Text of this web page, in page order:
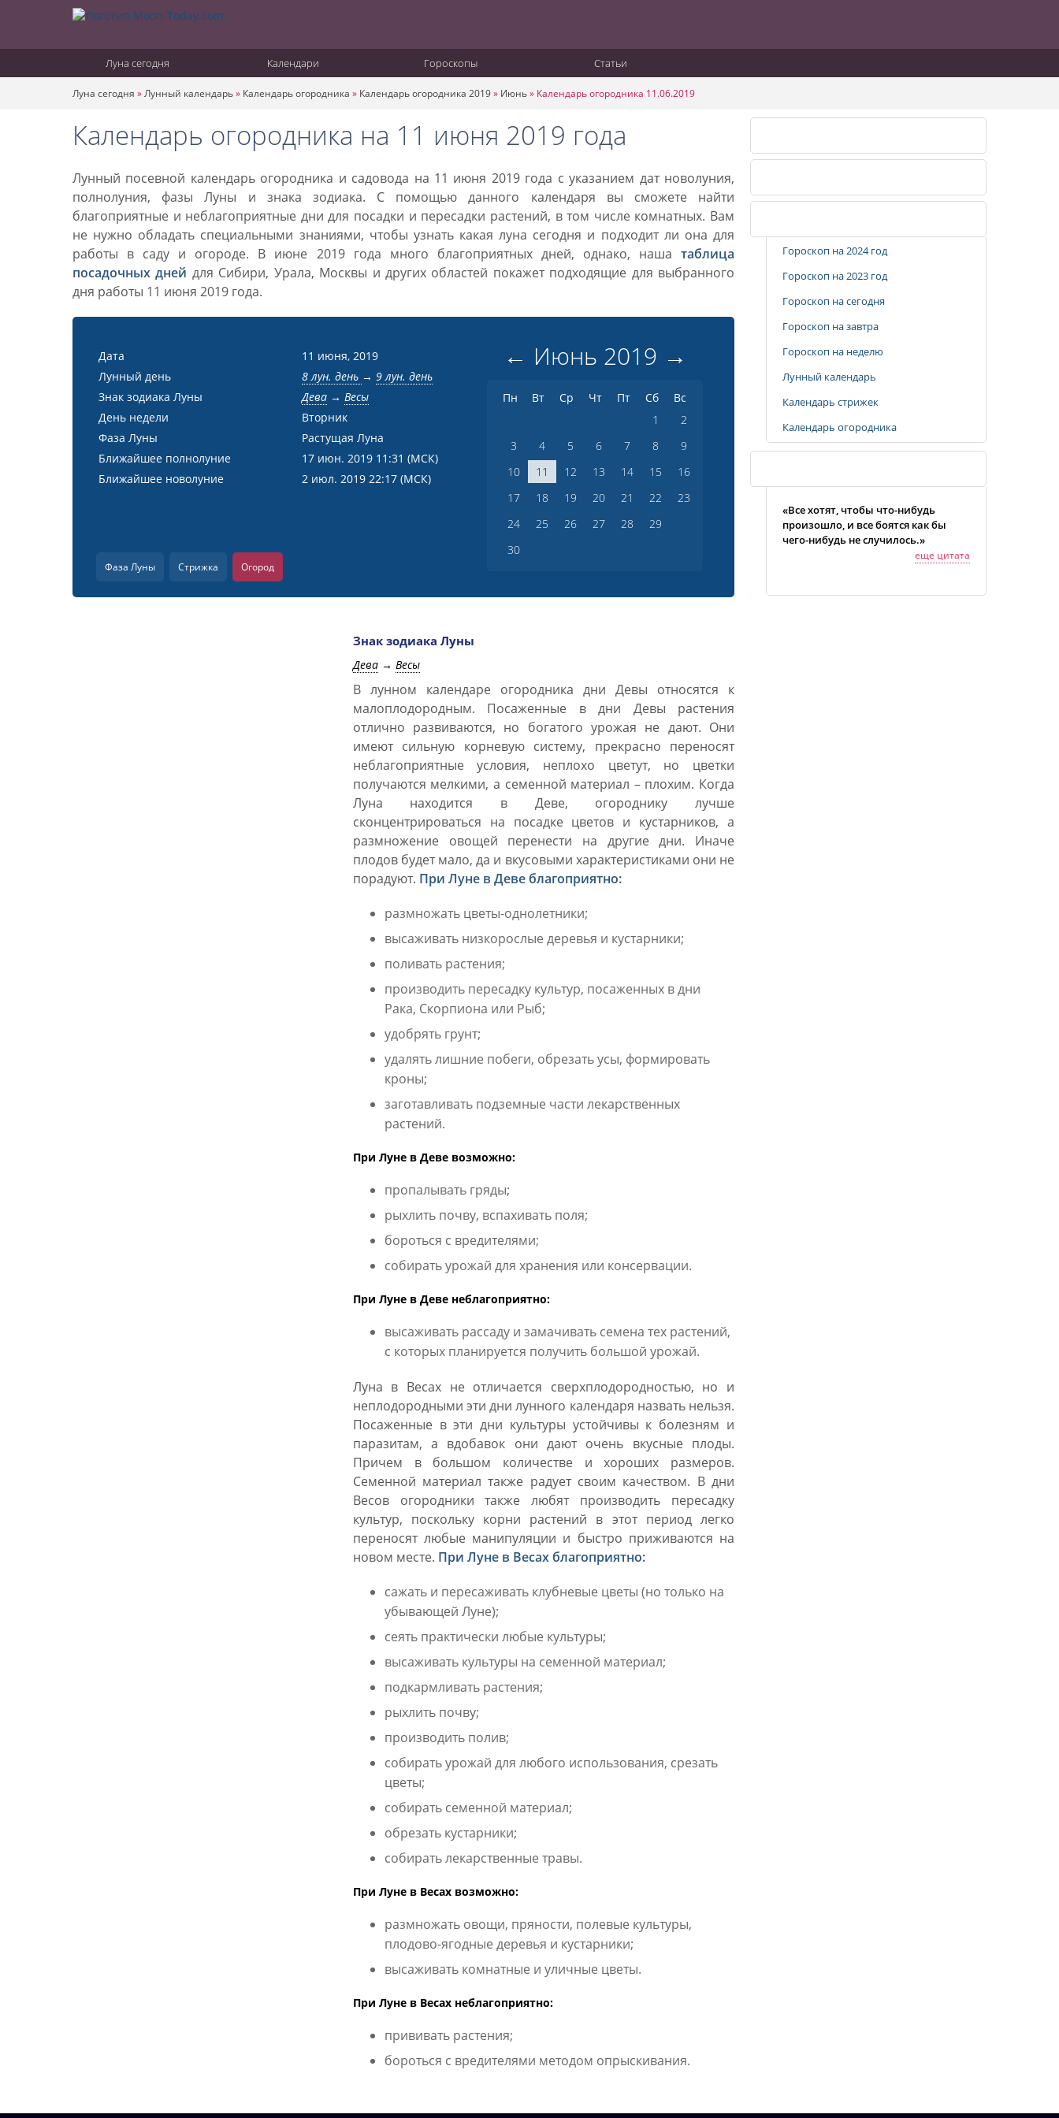
Луна сегодня Календари Гороскопы Статьи
Луна сегодня »Лунный календарь» Календарь огородника » Календарь огородника 2019» Июнь» Календарь огородника 11.06.2019
Календарь огородника на 11 июня 2019 года
Лунный посевной календарь огородника и садовода на 11 июня 2019 года с указанием дат новолуния,
полнолуния, фазы Луны и знака зодиака. С помощью данного календаря вы сможете найти
благоприятные и неблагоприятные дни для посадки и пересадки растений, в том числе комнатных. Вам
не нужно обладать специальными знаниями, чтобы узнать какая луна сегодня и подходит ли она для
работы в саду и огороде. В июне 2019 года много благоприятных дней, однако, наша таблица
посадочных дней для Сибири, Урала, Москвы и других областей покажет подходящие для выбранного
дня работы 11 июня 2019 года.
Дата
11 июня, 2019
Лунный день
8 лун. день → 9 лун. день
Знак зодиака Луны
Дева→ Весы
День недели
Вторник
Фаза Луны
Растущая Луна
Ближайшее полнолуние
17 июн. 2019 11:31 (МСК)
Ближайшее новолуние
2 июл. 2019 22:17 (МСК)
← Июнь 2019 →
Пн Вт Ср Чт Пт Сб
Вс
1
2
3
4 5 6 7 8
9
10
11 12 13 14 15
16
17
18 19 20 21 22
23
24
25 26 27 28
29
30
Фаза Луны Стрижка Огород
Знак зодиака Луны
Дева→ Весы
В лунном календаре огородника дни Девы относятся к
малоплодородным. Посаженные в дни Девы растения
отлично развиваются, но богатого урожая не дают. Они
имеют сильную корневую систему, прекрасно переносят
неблагоприятные условия, неплохо цветут, но цветки
получаются мелкими, а семенной материал – плохим. Когда
Луна находится в Деве, огороднику лучше
сконцентрироваться на посадке цветов и кустарников, а
размножение овощей перенести на другие дни. Иначе
плодов будет мало, да и вкусовыми характеристиками они не
порадуют. При Луне в Деве благоприятно:
размножать цветы-однолетники;
высаживать низкорослые деревья и кустарники;
поливать растения;
производить пересадку культур, посаженных в дни
Рака, Скорпиона или Рыб;
удобрять грунт;
удалять лишние побеги, обрезать усы, формировать
кроны;
заготавливать подземные части лекарственных
растений.
При Луне в Деве возможно:
пропалывать гряды;
рыхлить почву, вспахивать поля;
бороться с вредителями;
собирать урожай для хранения или консервации.
При Луне в Деве неблагоприятно:
высаживать рассаду и замачивать семена тех растений,
с которых планируется получить большой урожай.
Луна в Весах не отличается сверхплодородностью, но и
неплодородными эти дни лунного календаря назвать нельзя.
Посаженные в эти дни культуры устойчивы к болезням и
паразитам, а вдобавок они дают очень вкусные плоды.
Причем в большом количестве и хороших размеров.
Семенной материал также радует своим качеством. В дни
Весов огородники также любят производить пересадку
культур, поскольку корни растений в этот период легко
переносят любые манипуляции и быстро приживаются на
новом месте. При Луне в Весах благоприятно:
сажать и пересаживать клубневые цветы (но только на
убывающей Луне);
сеять практически любые культуры;
высаживать культуры на семенной материал;
подкармливать растения;
рыхлить почву;
производить полив;
собирать урожай для любого использования, срезать
цветы;
собирать семенной материал;
обрезать кустарники;
собирать лекарственные травы.
При Луне в Весах возможно:
размножать овощи, пряности, полевые культуры,
плодово-ягодные деревья и кустарники;
высаживать комнатные и уличные цветы.
При Луне в Весах неблагоприятно:
прививать растения;
бороться с вредителями методом опрыскивания.
Гороскоп на 2024 год
Гороскоп на 2023 год
Гороскоп на сегодня
Гороскоп на завтра
Гороскоп на неделю
Лунный календарь
Календарь стрижек
Календарь огородника
«Все хотят, чтобы что-нибудь
произошло, и все боятся как бы
чего-нибудь не случилось.»
еще цитата